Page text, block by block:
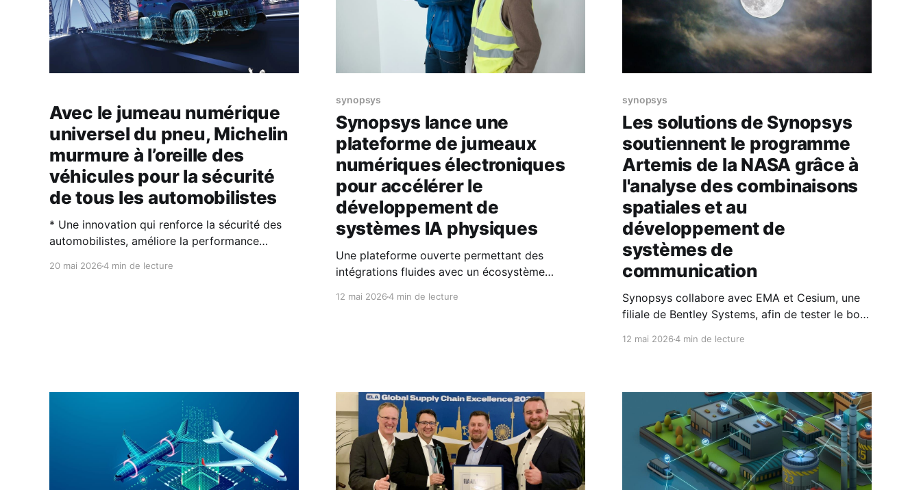
Avec le jumeau numérique
universel du pneu, Michelin
murmure à l’oreille des
véhicules pour la sécurité
de tous les automobilistes
* Une innovation qui renforce la sécurité des
automobilistes, améliore la performance
20 mai 20264 min de lecture
synopsys
Synopsys lance une
plateforme de jumeaux
numériques électroniques
pour accélérer le
développement de
systèmes IA physiques
Une plateforme ouverte permettant des
intégrations fluides avec un écosystème
12 mai 20264 min de lecture
synopsys
Les solutions de Synopsys
soutiennent le programme
Artemis de la NASA grâce à
l'analyse des combinaisons
spatiales et au
développement de
systèmes de
communication
Synopsys collabore avec EMA et Cesium, une
filiale de Bentley Systems, afin de tester le bon
Houston, fait appel à Synopsys et à Electro
Magnetic Applications,
12 mai 20264 min de lecture